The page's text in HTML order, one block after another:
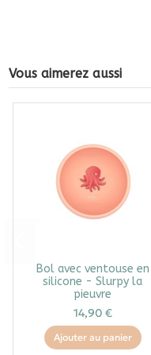
Vous aimerez aussi
Bol avec ventouse en
silicone - Slurpy la
pieuvre
14,90 €
Ajouter au panier